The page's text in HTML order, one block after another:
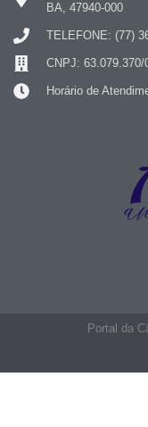
BA, 47940-000
TELEFONE: (77)
CNPJ: 63.079.370/
Horário de
Portal da